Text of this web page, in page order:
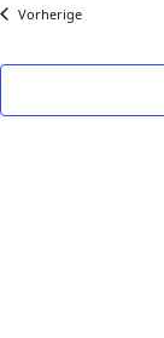
Vorherige